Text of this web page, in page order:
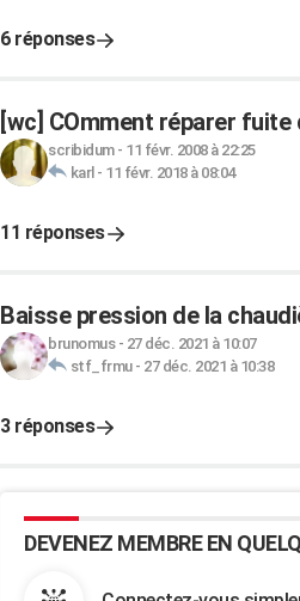
6 réponses
[wc] COmment réparer
scribidum- 11 févr. 2008 à 22:25
karl - 11 févr. 2018 à 08:04
11 réponses
Baisse pression de la
brunomus- 27 déc. 2021 à 10:07
stf_frmu- 27 déc. 2021 à 10:38
3 réponses
DEVENEZ MEMBRE EN